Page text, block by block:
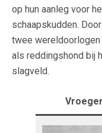
op hun aanleg voor
schaapskudden.
twee wereldoorlogen
als reddingshond bij
slagveld.
Vroeger